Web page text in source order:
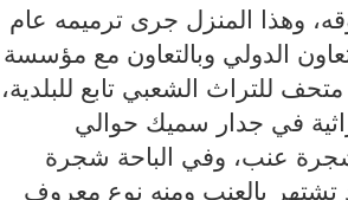
وهذا المنزل جرى ترميمه عام
الدولي وبالتعاون مع مؤسسة
للتراث الشعبي تابع للبلدية،
في جدار سميك حوالي
شجرة عنب، وفي الباحة شجرة
بالعنب ومنه نوع معروف